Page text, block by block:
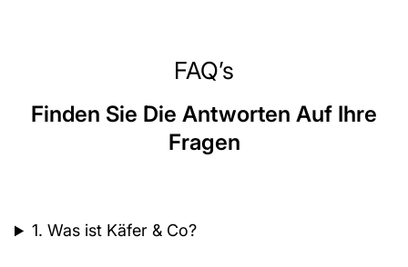
FAQ’s
Finden Sie Die Antworten Auf Ihre
Fragen
1. Was ist Käfer & Co?